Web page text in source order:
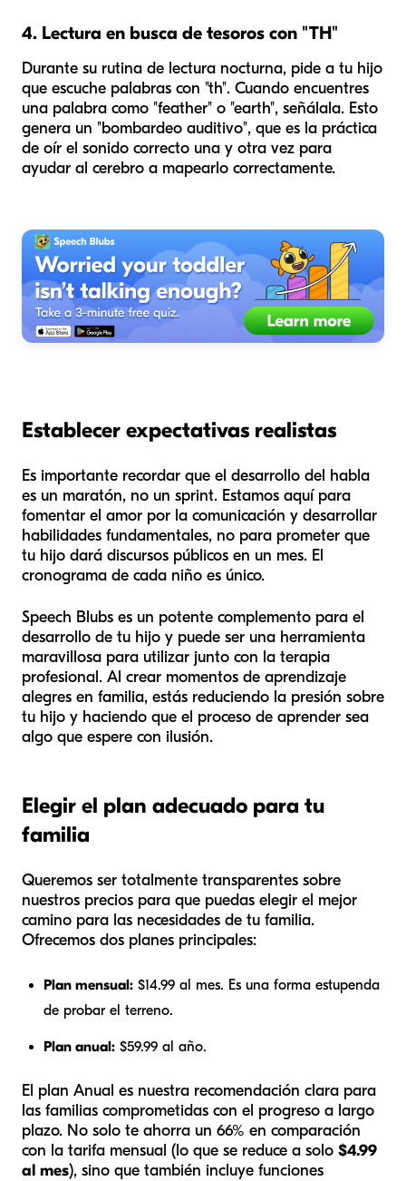
4. Lectura en busca de tesoros con "TH"
Durante su rutina de lectura nocturna, pide a tu hijo
que escuche palabras con "th". Cuando encuentres
una palabra como "feather" o "earth", señálala. Esto
genera un "bombardeo auditivo", que es la práctica
de oír el sonido correcto una y otra vez para
ayudar al cerebro a mapearlo correctamente.
Establecer expectativas realistas
Es importante recordar que el desarrollo del habla
es un maratón, no un sprint. Estamos aquí para
fomentar el amor por la comunicación y desarrollar
habilidades fundamentales, no para prometer que
tu hijo dará discursos públicos en un mes. El
cronograma de cada niño es único.
Speech Blubs es un potente complemento para el
desarrollo de tu hijo y puede ser una herramienta
maravillosa para utilizar junto con la terapia
profesional. Al crear momentos de aprendizaje
alegres en familia, estás reduciendo la presión sobre
tu hijo y haciendo que el proceso de aprender sea
algo que espere con ilusión.
Elegir el plan adecuado para tu
familia
Queremos ser totalmente transparentes sobre
nuestros precios para que puedas elegir el mejor
camino para las necesidades de tu familia.
Ofrecemos dos planes principales:
Plan mensual: $14.99 al mes. Es una forma estupenda
de probar el terreno.
Plan anual: $59.99 al año.
El plan Anual es nuestra recomendación clara para
las familias comprometidas con el progreso a largo
plazo. No solo te ahorra un 66% en comparación
con la tarifa mensual (lo que se reduce a solo $4.99
al mes), sino que también incluye funciones